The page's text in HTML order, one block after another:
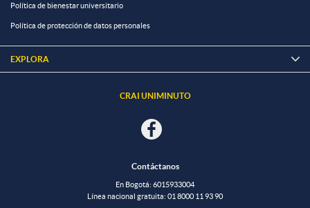
Política de bienestar universitario
Política de protección de datos personales
EXPLORA 
CRAI UNIMINUTO
Contáctanos
En Bogotá: 6015933004
Línea nacional gratuita: 01 8000 11 93 90